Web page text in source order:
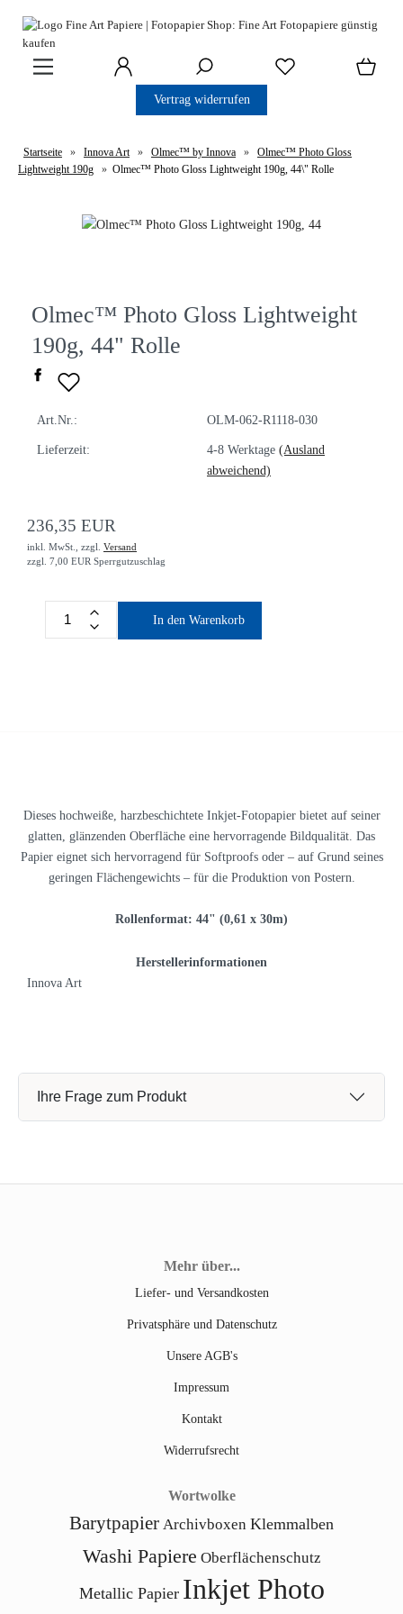
Vertrag widerrufen
Startseite » Innova Art » Olmec™ by Innova »
Olmec™ Photo Gloss
Lightweight 190g
» Olmec™ Photo Gloss Lightweight 190g, 44\" Rolle
Olmec™ Photo Gloss Lightweight
190g, 44" Rolle
Art.Nr.: OLM-062-R1118-030
Lieferzeit: 4-8 Werktage (Ausland
abweichend)
236,35 EUR
inkl. MwSt., zzgl. Versand
zzgl. 7,00 EUR Sperrgutzuschlag
In den Warenkorb
Dieses hochweiße, harzbeschichtete Inkjet-Fotopapier bietet auf seiner
glatten, glänzenden Oberfläche eine hervorragende Bildqualität. Das
Papier eignet sich hervorragend für Softproofs oder – auf Grund seines
geringen Flächengewichts – für die Produktion von Postern.
Rollenformat: 44" (0,61 x 30m)
Herstellerinformationen
Innova Art
Ihre Frage zum Produkt
Mehr über...
Liefer- und Versandkosten
Privatsphäre und Datenschutz
Unsere AGB's
Impressum
Kontakt
Widerrufsrecht
Wortwolke
Barytpapier Archivboxen Klemmalben
Washi Papiere Oberflächenschutz
Metallic Papier Inkjet Photo